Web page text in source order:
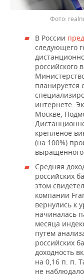
В России
следующего
российского
планируется
интернете.
Москве,
крепленое
(на 100%)
выращенного
Средняя
российских
этом
компании
вернулись к
начиналась
месяца
путем
российских
доходность
на 0,16 п. п.
не